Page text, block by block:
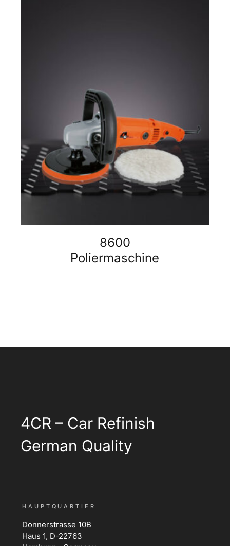
8600
Poliermaschine
4CR – Car Refinish
German Quality
HAUPTQUARTIER
Donnerstrasse 10B
Haus 1, D-22763